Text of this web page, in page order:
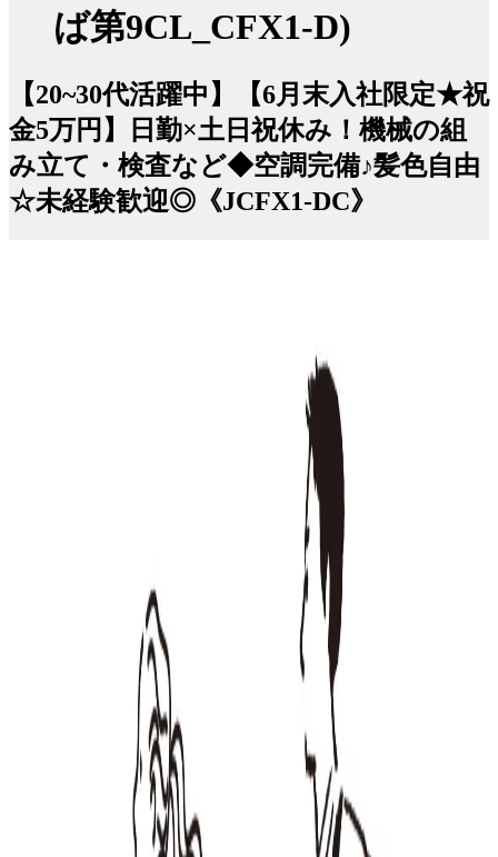
ば第9CL_CFX1-D)
【20~30代活躍中】【6月末入社限定★祝
金5万円】日勤×土日祝休み！機械の組
み立て・検査など◆空調完備♪髪色自由
☆未経験歓迎◎《JCFX1-DC》